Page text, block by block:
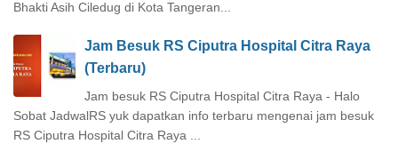
Bhakti Asih Ciledug di Kota Tangeran...
Jam Besuk RS Ciputra Hospital Citra Raya
(Terbaru)
Jam besuk RS Ciputra Hospital Citra Raya - Halo
Sobat JadwalRS yuk dapatkan info terbaru mengenai jam besuk
RS Ciputra Hospital Citra Raya ...